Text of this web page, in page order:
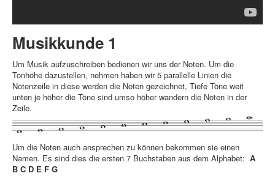
Musikkunde 1
Um Musik aufzuschreiben bedienen wir uns der Noten. Um die
Tonhöhe dazustellen, nehmen haben wir 5 parallelle Linien die
Notenzeile in diese werden die Noten gezeichnet, Tiefe Töne weit
unten je höher die Töne sind umso höher wandern die Noten in der
Zeile.
Um die Noten auch ansprechen zu können bekommen sie einen
Namen. Es sind dies die ersten 7 Buchstaben aus dem Alphabet: A
B C D E F G